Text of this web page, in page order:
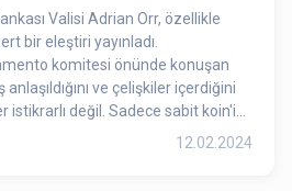
Valisi Adrian Orr, özellikle
bir eleştiri yayınladı.
komitesi önünde konuşan
ve çelişkiler içerdiğini
iyidirler," diyerek, ihraç edenin
12.02.2024